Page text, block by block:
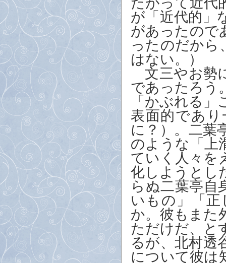
が「近代的」
があったので
ったのだから
はない。）
文三やお勢
であったろう
「かぶれる
表面的であ
に？）。二葉
のような「上
ていく人々を
化しようと
らぬ二葉亭
いもの」「
か。彼もまた
ただけだ、と
るが、北村透
について彼は